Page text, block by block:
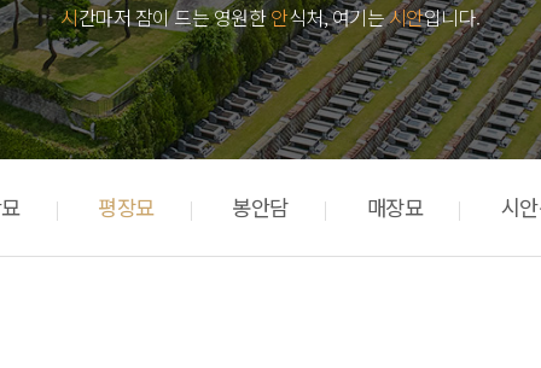
시간마저 잠이 드는 영원한안식처, 여기는시안입니다.
평장묘 봉안담 매장묘 시